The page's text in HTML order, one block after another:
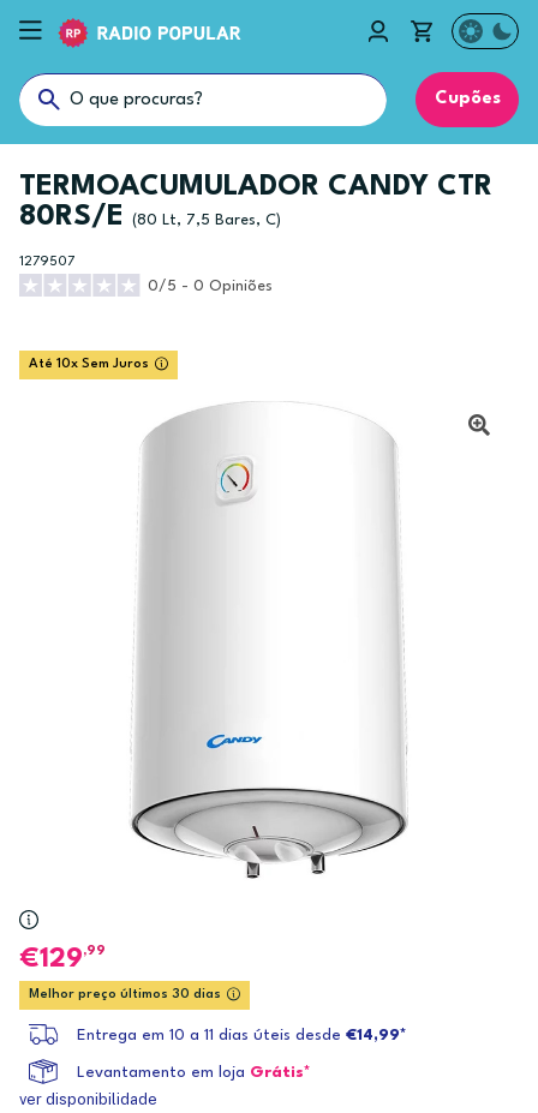
Cupões
TERMOACUMULADOR CANDY CTR
80RS/E
(80 Lt, 7,5 Bares, C)
1279507
0/5 - 0 Opiniões
Até 10x Sem Juros
129,99
Melhor preço últimos 30 dias
Entrega em 10 a 11 dias úteis desde €14,99*
Levantamento em loja Grátis*
ver disponibilidade